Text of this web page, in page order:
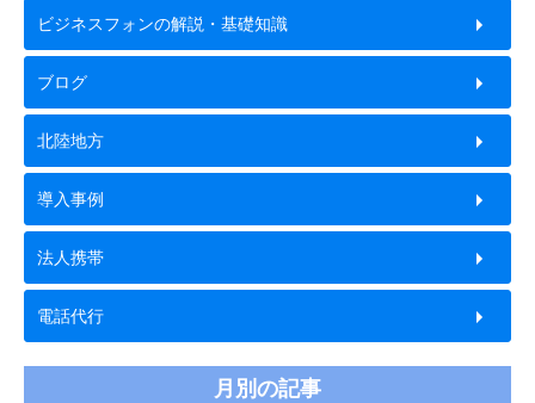
ビジネスフォンの解説・基礎知識
ブログ
北陸地方
導入事例
法人携帯
電話代行
月別の記事